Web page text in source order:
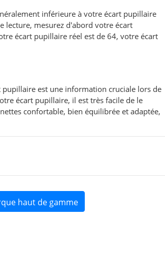
inférieure à votre écart pupillaire
lecture, mesurez d'abord votre écart
écart pupillaire réel est de 64, votre écart
est une information cruciale lors de
écart pupillaire, il est très facile de le
confortable, bien équilibrée et adaptée,
haut de gamme